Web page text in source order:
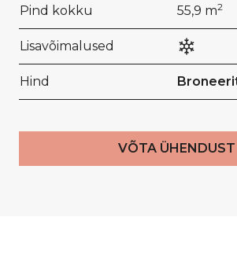
Pind kokku 55,9 m2
Lisavõimalused
Hind
VÕTA ÜHENDUST